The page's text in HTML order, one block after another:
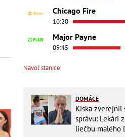
Chicago Fire
10:20
Major Payne
09:45
Navoľ stanice
DOMÁCE
Kiska zverejnil
správu: Lekári
liečbu malého